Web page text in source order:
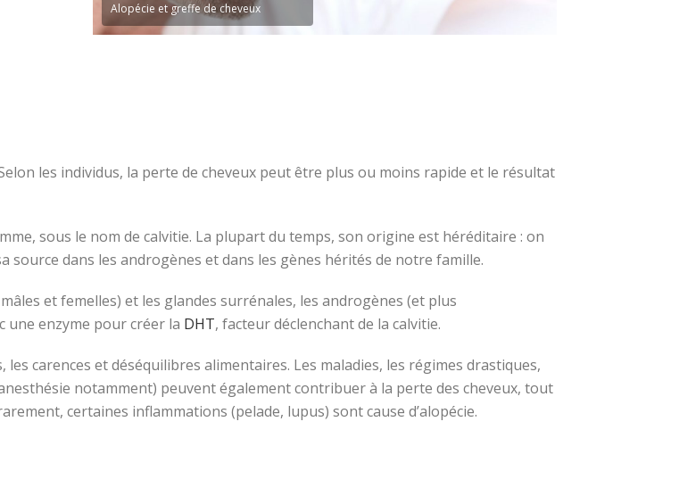
Alopécie et greffe de cheveux
les individus, la perte de cheveux peut être plus ou moins rapide et le résultat
sous le nom de calvitie. La plupart du temps, son origine est héréditaire : on
source dans les androgènes et dans les gènes hérités de notre famille.
et femelles) et les glandes surrénales, les androgènes (et plus
enzyme pour créer la DHT, facteur déclenchant de la calvitie.
carences et déséquilibres alimentaires. Les maladies, les régimes drastiques,
notamment) peuvent également contribuer à la perte des cheveux, tout
certaines inflammations (pelade, lupus) sont cause d’alopécie.